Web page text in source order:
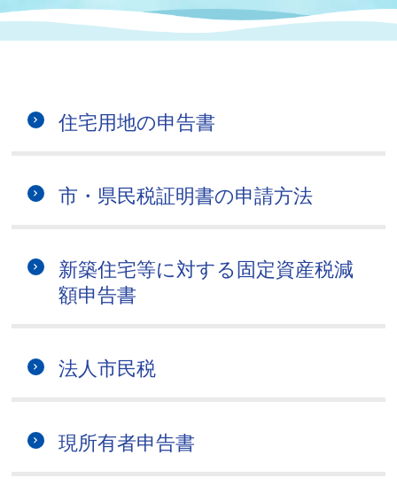
住宅用地の申告書
市・県民税証明書の申請方法
新築住宅等に対する固定資産税減
額申告書
法人市民税
現所有者申告書